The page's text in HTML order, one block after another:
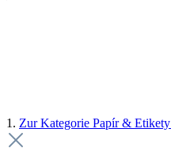
1. Zur Kategorie Papír & Etikety